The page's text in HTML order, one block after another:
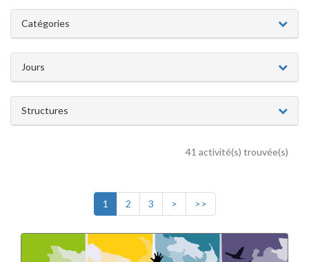
Catégories
Jours
Structures
41 activité(s) trouvée(s)
1 2 3 > >>